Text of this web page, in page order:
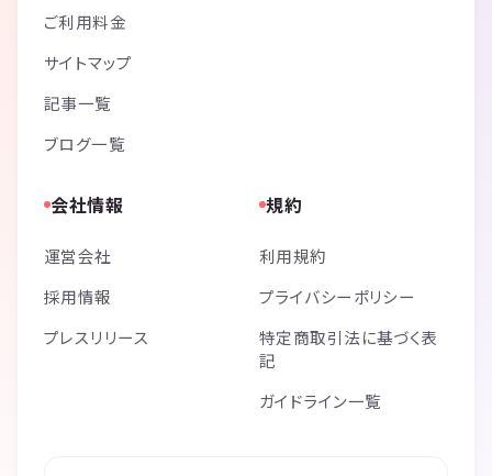
ご利用料金
サイトマップ
記事一覧
ブログ一覧
会社情報
運営会社
採用情報
プレスリリース
規約
利用規約
プライバシーポリシー
特定商取引法に基づく表
記
ガイドライン一覧